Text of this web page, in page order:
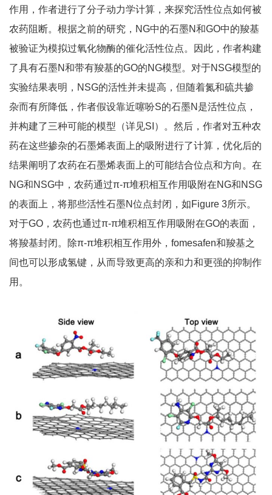
作用，作者进行了分子动力学计算，来探究活性位点如何被
农药阻断。根据之前的研究，NG中的石墨N和GO中的羧基
被验证为模拟过氧化物酶的催化活性位点。因此，作者构建
了具有石墨N和带有羧基的GO的NG模型。对于NSG模型的
实验结果表明，NSG的活性并未提高，但随着氮和硫共掺
杂而有所降低，作者假设靠近噻吩S的石墨N是活性位点，
并构建了三种可能的模型（详见SI）。然后，作者对五种农
药在这些掺杂的石墨烯表面上的吸附进行了计算，优化后的
结果阐明了农药在石墨烯表面上的可能结合位点和方向。在
NG和NSG中，农药通过π-π堆积相互作用吸附在NG和NSG
的表面上，将那些活性石墨N位点封闭，如Figure 3所示。
对于GO，农药也通过π-π堆积相互作用吸附在GO的表面，
将羧基封闭。除π-π堆积相互作用外，fomesafen和羧基之
间也可以形成氢键，从而导致更高的亲和力和更强的抑制作
用。